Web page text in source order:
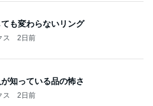
も変わらないリング
2日前
知っている品の怖さ
2日前